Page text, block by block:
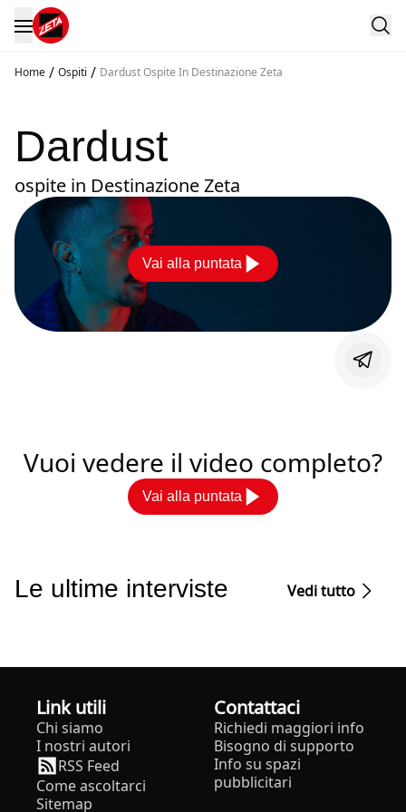
Home / Ospiti / Dardust Ospite In Destinazione Zeta
Dardust
ospite in Destinazione Zeta
Vai alla puntata
Vuoi vedere il video completo?
Vai alla puntata
Le ultime interviste Vedi tutto
Link utili
Chi siamo
I nostri autori
RSS Feed
Come ascoltarci
Sitemap
Contattaci
Richiedi maggiori info
Bisogno di supporto
Info su spazi
pubblicitari